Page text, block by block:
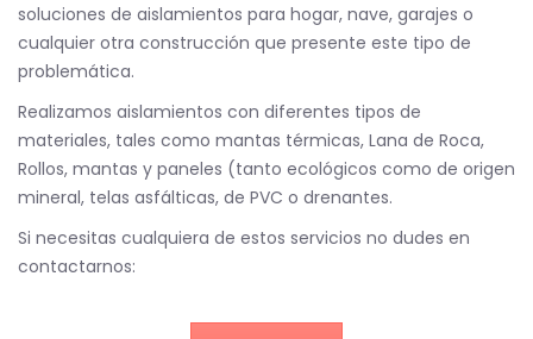
soluciones de aislamientos para hogar, nave, garajes o
cualquier otra construcción que presente este tipo de
problemática.
Realizamos aislamientos con diferentes tipos de
materiales, tales como mantas térmicas, Lana de Roca,
Rollos, mantas y paneles (tanto ecológicos como de origen
mineral, telas asfálticas, de PVC o drenantes.
Si necesitas cualquiera de estos servicios no dudes en
contactarnos: